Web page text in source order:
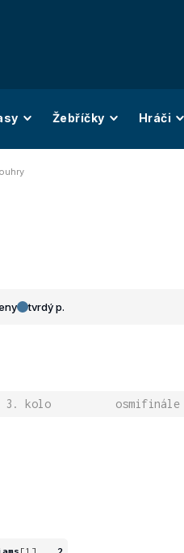
Žebříčky Hráči
tvrdý p.
3. kolo osmifinále